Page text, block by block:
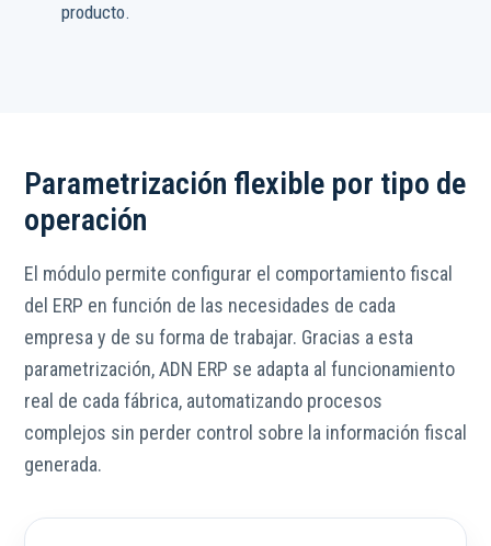
producto.
Parametrización flexible por tipo de
operación
El módulo permite configurar el comportamiento fiscal
del ERP en función de las necesidades de cada
empresa y de su forma de trabajar. Gracias a esta
parametrización, ADN ERP se adapta al funcionamiento
real de cada fábrica, automatizando procesos
complejos sin perder control sobre la información fiscal
generada.